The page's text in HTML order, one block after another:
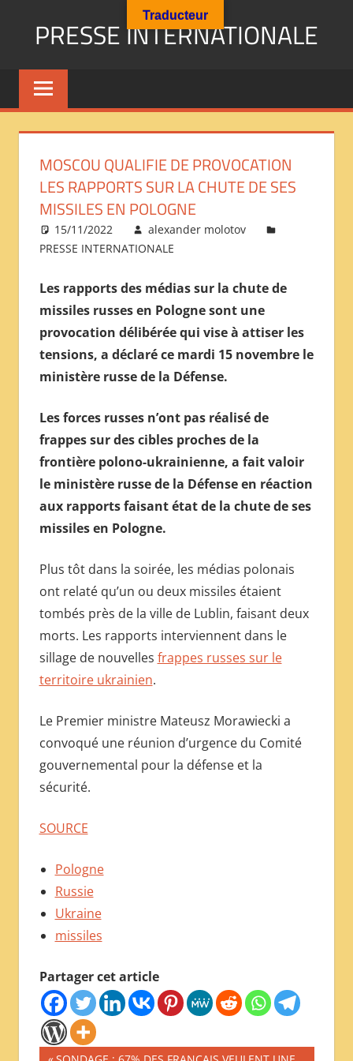
PRESSE INTERNATIONALE
Presse
Internationale
Géopolitique
Immigration
Société
Emploi
Economie
Géostratégie-
PRESS
REVIEW
——
ОБЗОР
МЕЖДУНАРОДНОЙ
MOSCOU QUALIFIE DE PROVOCATION
LES RAPPORTS SUR LA CHUTE DE SES
MISSILES EN POLOGNE
15/11/2022
alexander molotov
PRESSE INTERNATIONALE
Les rapports des médias sur la chute de
missiles russes en Pologne sont une
provocation délibérée qui vise à attiser les
tensions, a déclaré ce mardi 15 novembre le
ministère russe de la Défense.
Les forces russes n’ont pas réalisé de
frappes sur des cibles proches de la
frontière polono-ukrainienne, a fait valoir
le ministère russe de la Défense en réaction
aux rapports faisant état de la chute de ses
missiles en Pologne.
Plus tôt dans la soirée, les médias polonais
ont relaté qu’un ou deux missiles étaient
tombés près de la ville de Lublin, faisant deux
morts. Les rapports interviennent dans le
sillage de nouvelles frappes russes sur le
territoire ukrainien.
Le Premier ministre Mateusz Morawiecki a
convoqué une réunion d’urgence du Comité
gouvernemental pour la défense et la
sécurité.
SOURCE
Pologne
Russie
Ukraine
missiles
Partager cet article
Traducteur